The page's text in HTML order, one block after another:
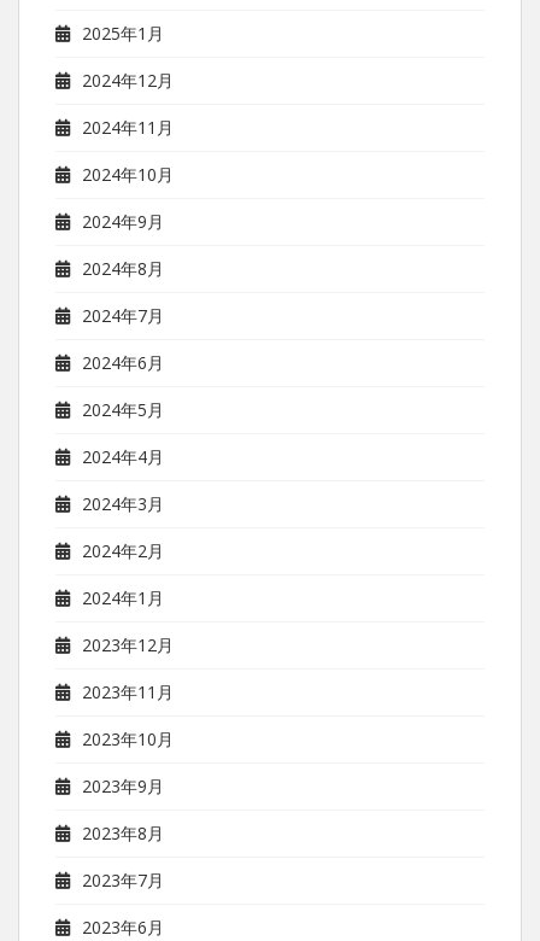
2025年1月
2024年12月
2024年11月
2024年10月
2024年9月
2024年8月
2024年7月
2024年6月
2024年5月
2024年4月
2024年3月
2024年2月
2024年1月
2023年12月
2023年11月
2023年10月
2023年9月
2023年8月
2023年7月
2023年6月